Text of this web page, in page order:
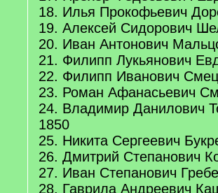
18. Илья Прокофьевич
19. Алексей Сидорович
20. Иван Антонович
21. Филипп Лукьянович
22. Филипп Иванович
23. Роман Афанасьевич
24. Владимир Данилович
1850
25. Никита Сергеевич
26. Дмитрий Степанович
27. Иван Степанович
28. Гаврила Андреевич